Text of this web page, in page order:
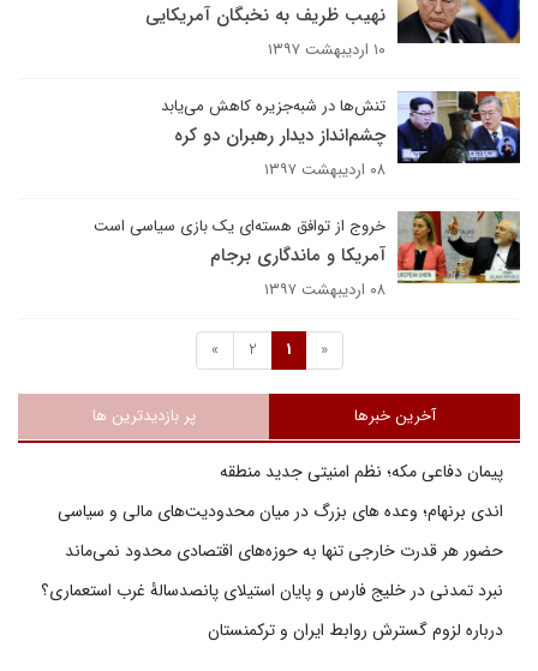
نهیب ظریف به نخبگان آمریکایی
۱۰ اردیبهشت ۱۳۹۷
تنش‌ها در شبه‌جزیره کاهش می‌یابد
چشم‌انداز دیدار رهبران دو کره
۰۸ اردیبهشت ۱۳۹۷
خروج از توافق هسته‌ای یک بازی سیاسی است
آمریکا و ماندگاری برجام
۰۸ اردیبهشت ۱۳۹۷
«
1
2
»
آخرین خبرها پر بازدیدترین ها
پیمان دفاعی مکه؛ نظم امنیتی جدید منطقه
اندی برنهام؛ وعده های بزرگ در میان محدودیت‌های مالی و سیاسی
حضور هر قدرت خارجی تنها به حوزه‌های اقتصادی محدود نمی‌ماند
نبرد تمدنی در خلیج فارس و پایان استیلای پانصدسالۀ غرب استعماری؟
درباره لزوم گسترش روابط ایران و ترکمنستان